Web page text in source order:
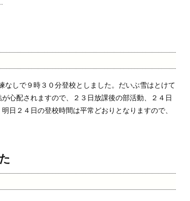
しで９時３０分登校としました。だいぶ雪はとけて
心配されますので、２３日放課後の部活動、２４日
日２４日の登校時間は平常どおりとなりますので、